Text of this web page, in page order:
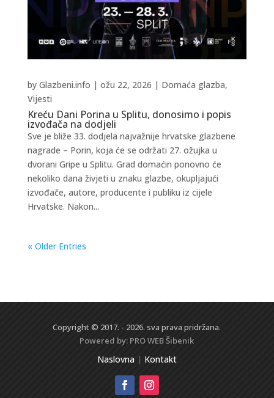
Kreću Dani Porina u Splitu, donosimo i popis
izvođača na dodjeli
by Glazbeni.info | ožu 22, 2026 | Domaća glazba,
Vijesti
Sve je bliže 33. dodjela najvažnije hrvatske glazbene
nagrade – Porin, koja će se održati 27. ožujka u
dvorani Gripe u Splitu. Grad domaćin ponovno će
nekoliko dana živjeti u znaku glazbe, okupljajući
izvođače, autore, producente i publiku iz cijele
Hrvatske. Nakon...
« Older Entries
Copyright © 2017. - 2026. sva prava pridržana.
Powered by: PRO WEBŠibenik
Naslovna| Kontakt